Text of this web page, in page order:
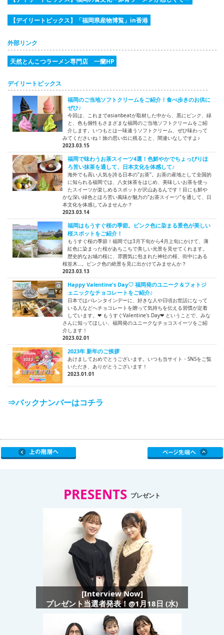
【デイリートピックス】「福岡県産物博覧」in香港
外部リンク
天然とんこつラーメン専門店 一蘭HP
デイリートピックス
福岡のご当地ソフトクリームをご紹介！食べ歩きのお供に
ぜひ♪
今回は、これまでasianbeatが取材した中から、黒にピンク、緑
と、色も個性もさまざまな福岡のご当地ソフトクリームをご紹
介します。いつもとは一味違うソフトクリーム、ぜひ味わって
みてくださいね！旅の思い出に残ること、間違いなしですよ♪
2023.03.15
福岡で味わうお茶スイーツ4選！色鮮やかでちょっぴりほ
ろ苦い抹茶を通して、日本文化を体感して♪
海外でも高い人気を誇る日本の"お茶"。お茶の産地として全国的
に知られる福岡では、八女抹茶をはじめ、美味しいお茶を使っ
たスイーツが楽しめるスポットが沢山あるんです！目にも鮮や
かな深い緑色とほろ苦い風味が魅力の"お茶スイーツ"を通して、日
本文化を体感してみませんか？
2023.03.14
福岡はもうすぐ桜の季節。ピンク色に染まる景色が美しい
桜スポットをご紹介！
もうすぐ桜の季節！福岡では3月下旬から4月上旬にかけて、薄
紅色に染まった桜があちこちで美しい光景を見せてくれます。
歴史的なお城の桜に、雰囲気に包まれた神社の桜、街中にある
桜並木…。ピンク色の絶景を見に出かけてみませんか？
2023.03.13
Happy Valentine's Day♡ 福岡発のユニーク＆フォトジ
ェニックなチョコレートをご紹介♪
日本ではバレンタインデーに、好きな人や日頃お世話になって
いる人などへチョコレートを贈って気持ちを伝える習慣が定着
しています。❤ もうすぐValentine's Day❤ ということで、みな
さんに知ってほしい、福岡発のユニークなチョコスイーツをご紹
介します！
2023.02.01
2023年 新年のご挨拶
あけましておめでとうございます。いつも当サイト・SNSをご覧
いただき、ありがとうございます！
2023.01.01
⇒バックナンバーはコチラ
PRESENTS プレゼント
[Interview Now]
プレゼント当選者発表！@1月18日 (水)